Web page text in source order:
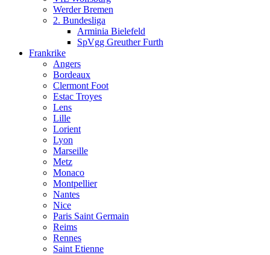
Werder Bremen
2. Bundesliga
Arminia Bielefeld
SpVgg Greuther Furth
Frankrike
Angers
Bordeaux
Clermont Foot
Estac Troyes
Lens
Lille
Lorient
Lyon
Marseille
Metz
Monaco
Montpellier
Nantes
Nice
Paris Saint Germain
Reims
Rennes
Saint Etienne